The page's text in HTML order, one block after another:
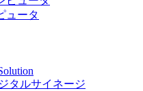
ュータ
タルサイネージ